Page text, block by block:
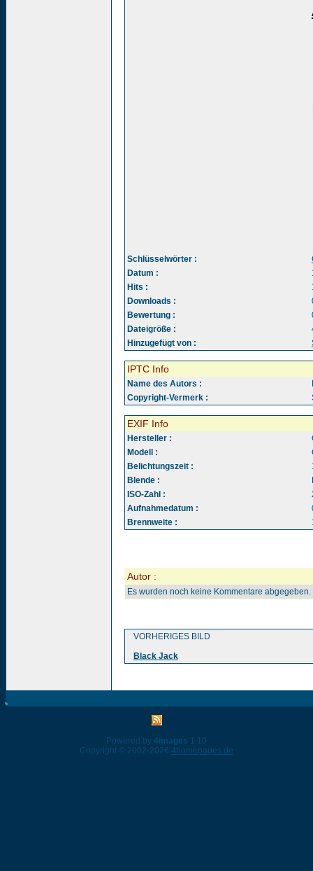
Schlüsselwörter :
Datum :
Hits :
Downloads :
Bewertung :
Dateigröße :
Hinzugefügt von :
IPTC Info
Name des Autors :
Copyright-Vermerk :
EXIF Info
Hersteller :
Modell :
Belichtungszeit :
Blende :
ISO-Zahl :
Aufnahmedatum :
Brennweite :
Autor :
Es wurden noch keine Kommentare abgegeben.
VORHERIGES BILD
Black Jack
Powered by 4images 1.10
Copyright © 2002-2026 4homepages.de